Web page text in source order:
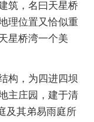
筑，名曰天星桥
理位置又恰似重
星桥湾一个美
构，为四进四坝
主庄园，建于清
及其弟易雨庭所